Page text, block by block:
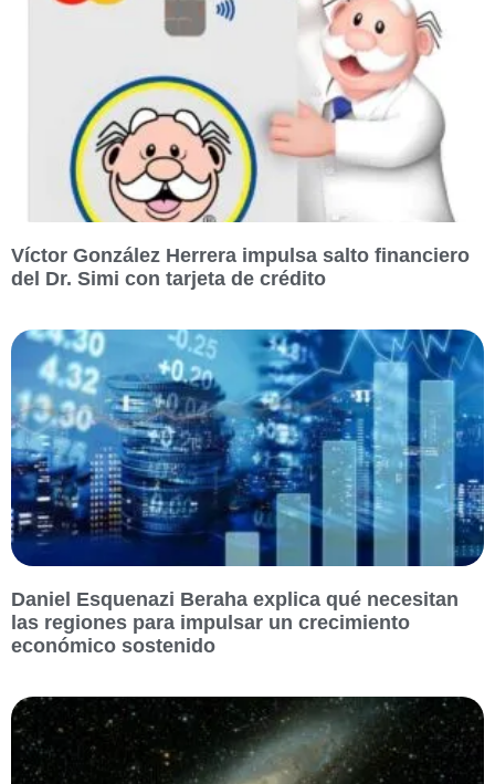
Víctor González Herrera impulsa salto financiero
del Dr. Simi con tarjeta de crédito
Daniel Esquenazi Beraha explica qué necesitan
las regiones para impulsar un crecimiento
económico sostenido